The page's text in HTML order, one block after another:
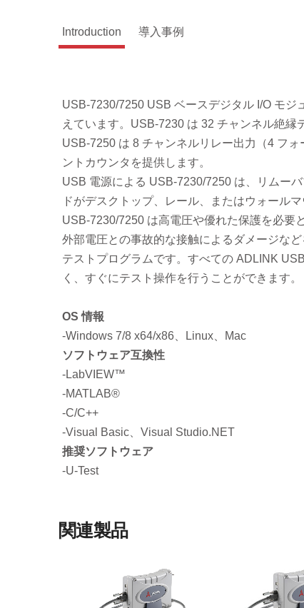
Introduction 導入事例
USB-7230/7250 USB ベースデジタル I/O モ
えています。USB-7230 は 32 チャンネル絶縁
USB-7250 は 8 チャンネルリレー出力（4 フ
ントカウンタを提供します。
USB 電源による USB-7230/7250 は、リムー
ドがデスクトップ、レール、またはウォール
USB-7230/7250 は高電圧や優れた保護を必要
外部電圧との事故的な接触によるダメージな
テストプログラムです。すべての ADLINK
く、すぐにテスト操作を行うことができます。
OS 情報
-Windows 7/8 x64/x86、Linux、Mac
ソフトウェア互換性
-LabVIEW™
-MATLAB®
-C/C++
-Visual Basic、Visual Studio.NET
推奨ソフトウェア
-U-Test
関連製品